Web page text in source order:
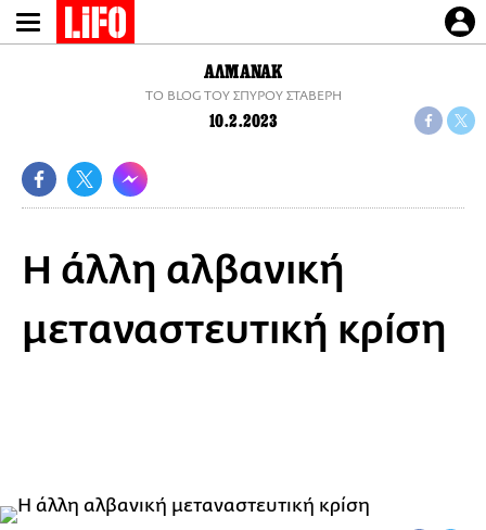
Παράκαμψη
προς
ΑΛΜΑΝΑΚ
TO BLOG ΤΟΥ ΣΠΥΡΟΥ ΣΤΑΒΕΡΗ
10.2.2023
Η άλλη αλβανική
μεταναστευτική κρίση